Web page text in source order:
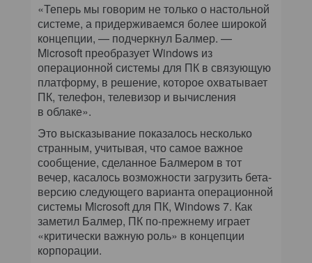
«Теперь мы говорим не только о настольной
системе, а придерживаемся более широкой
концепции, — подчеркнул Балмер. —
Microsoft преобразует Windows из
операционной системы для ПК в связующую
платформу, в решение, которое охватывает
ПК, телефон, телевизор и вычисления
в облаке».
Это высказывание показалось несколько
странным, учитывая, что самое важное
сообщение, сделанное Балмером в тот
вечер, касалось возможности загрузить бета-
версию следующего варианта операционной
системы Microsoft для ПК, Windows 7. Как
заметил Балмер, ПК по-прежнему играет
«критически важную роль» в концепции
корпорации.